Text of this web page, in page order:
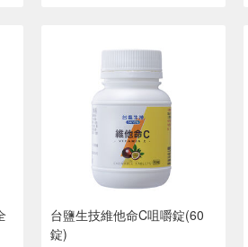
台鹽生技維他命C咀嚼錠(60
錠)